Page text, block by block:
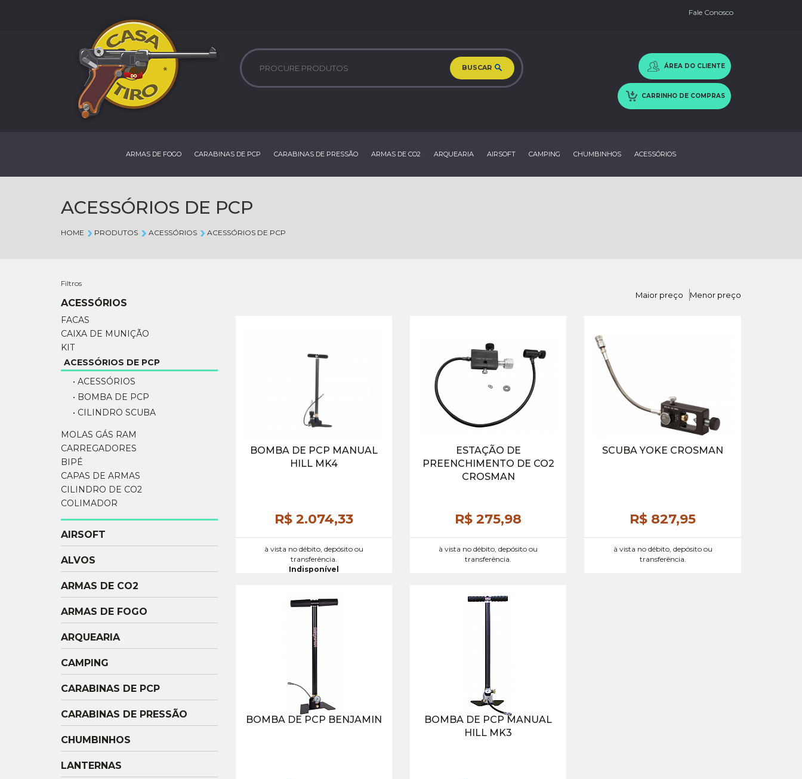
Fale Conosco
BUSCAR ÁREA DO CLIENTE
CARRINHO DE COMPRAS
ARMAS DE FOGO CARABINAS DE PCP CARABINAS DE PRESSÃO ARMAS DE CO2 ARQUEARIA AIRSOFT CAMPING CHUMBINHOS ACESSÓRIOS
ACESSÓRIOS DE PCP
HOME PRODUTOS ACESSÓRIOS ACESSÓRIOS DE PCP
Filtros
ACESSÓRIOS
FACAS
CAIXA DE MUNIÇÃO
KIT
ACESSÓRIOS DE PCP
• ACESSÓRIOS
• BOMBA DE PCP
• CILINDRO SCUBA
MOLAS GÁS RAM
CARREGADORES
BIPÉ
CAPAS DE ARMAS
CILINDRO DE CO2
COLIMADOR
AIRSOFT
ALVOS
ARMAS DE CO2
ARMAS DE FOGO
ARQUEARIA
CAMPING
CARABINAS DE PCP
CARABINAS DE PRESSÃO
CHUMBINHOS
LANTERNAS
Maior preço Menor preço
BOMBA DE PCP MANUAL
HILL MK4
R$ 2.074,33
à vista no débito, depósito ou
transferência.
Indisponível
ESTAÇÃO DE
PREENCHIMENTO DE CO2
CROSMAN
R$ 275,98
à vista no débito, depósito ou
transferência.
SCUBA YOKE CROSMAN
R$ 827,95
à vista no débito, depósito ou
transferência.
BOMBA DE PCP BENJAMIN
BOMBA DE PCP MANUAL
HILL MK3